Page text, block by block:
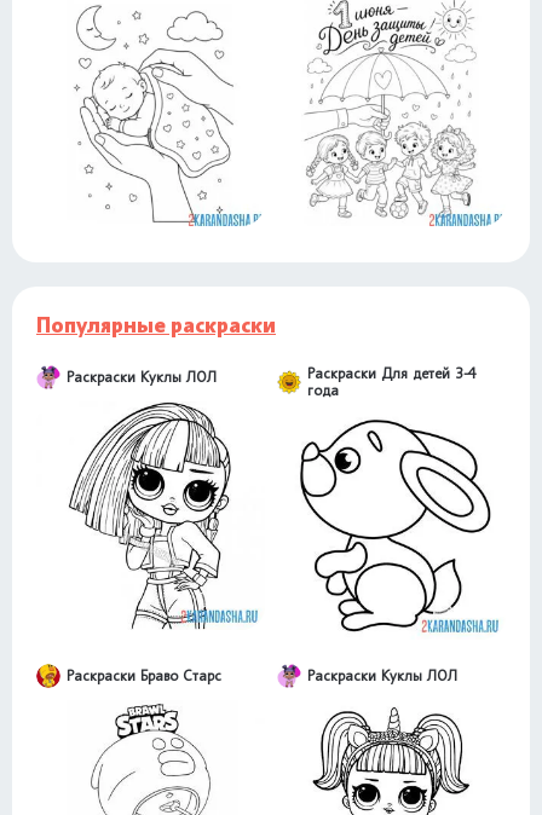
Популярные раскраски
Раскраски Куклы ЛОЛ
Раскраски Для детей 3-4
года
Раскраски Браво Старс Раскраски Куклы ЛОЛ